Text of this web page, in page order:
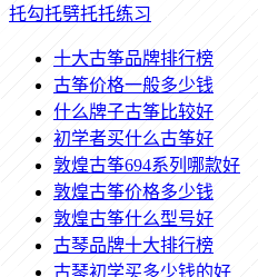
托勾托劈托托练习
十大古筝品牌排行榜
古筝价格一般多少钱
什么牌子古筝比较好
初学者买什么古筝好
敦煌古筝694系列哪款好
敦煌古筝价格多少钱
敦煌古筝什么型号好
古琴品牌十大排行榜
古琴初学买多少钱的好